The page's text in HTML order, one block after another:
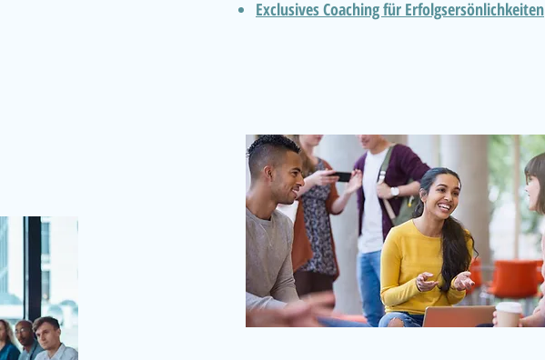
Exclusives Coaching für Erfolgsersönlichkeiten